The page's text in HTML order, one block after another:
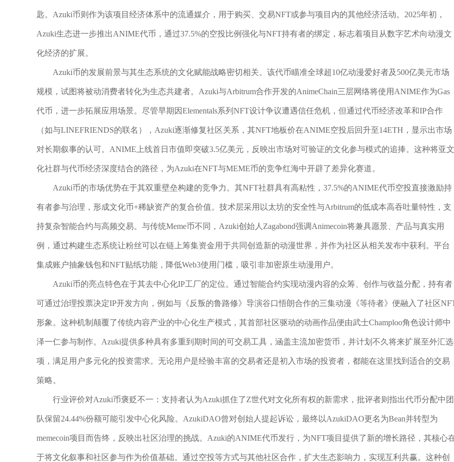
匙。Azuki币则作为该项目经济体系中的流通媒介，用于购买、交易NFT或参与项目内的其他经济活动。2025年初，
Azuki生态进一步推出ANIME代币，通过37.5%的空投比例强化与NFT持有者的绑定，标志着项目从数字艺术向动漫文
化经济的扩展。
Azuki币的发展前景与其生态系统的文化赋能战略密切相关。该代币瞄准全球超10亿动漫爱好者及500亿美元市场
规模，试图将被动消费者转化为生态共建者。Azuki与Arbitrum合作开发的AnimeChain三层网络将使用ANIME作为Gas
代币，进一步拓展应用场景。尽管早期因Elementals系列NFT设计争议遭遇信任危机，但通过代币经济改革和IP合作
（如与LINEFRIENDS的联名），Azuki逐渐修复社区关系，其NFT地板价在ANIME空投后回升至14ETH，显示出市场
对长期叙事的认可。ANIME上线首日市值即突破3.5亿美元，反映出市场对可验证的文化参与模式的追捧。这种将亚文
化社群与代币经济深度结合的路径，为Azuki在NFT与MEME币的竞争红海中开辟了差异化赛道。
Azuki币的市场优势在于其双重壁垒构建的竞争力。其NFT社群具有高粘性，37.5%的ANIME代币空投直接激励持
有者参与治理，形成文化币+稀缺资产的复合价值。技术层采用以太坊的安全性与Arbitrum的低成本高吞吐量特性，支
持复杂智能合约与高频交易。与传统Meme币不同，Azuki创始人Zagabond强调Animecoin将兼具愿景、产品与真实用
例，通过构建生态系统让粉丝可以在链上筹集资金用于共同创造新的动漫世界，并作为社区从相关发布中获利。平台
集成账户抽象钱包和NFT贴纸功能，降低Web3使用门槛，吸引非加密原生动漫用户。
Azuki币的亮点特色在于其去中心化IP工厂的定位。通过智能合约实现动漫内容的众筹、创作与收益分配，持有者
可通过治理投票决定IP开发方向，例如与《反叛的鲁路修》导演谷口悟朗合作的三集动漫《等待者》便融入了社区
形象。这种机制颠覆了传统内容产业的中心化生产模式，其首部社区驱动的动画作品便由武士Champloo角色设计师中
泽一仁参与制作。Azuki提供多种具有多重到期时间的可交易工具，涵盖主流加密货币，并计划不久将来扩展至外汇选
项，满足用户多元化的投资需求。无论用户是经验丰富的交易者还是初入市场的投资者，都能在这里找到适合的交易
策略。
行业评价对Azuki币褒贬不一：支持者认为Azuki抓住了Z世代对文化所有权的新需求，批评者则指出代币分配中团
队保留24.44%份额可能引发中心化风险。AzukiDAO曾对创始人提起诉讼，最终以AzukiDAO更名为Bean并转型为
memecoin项目而告终，反映出社区治理的挑战。Azuki的ANIME代币发行，为NFT项目提供了新的增长路径，其核心
于将文化叙事和社区参与作为价值基础。通过空投等方式与其他社区合作，扩大生态影响力，实现互利共赢。这种创